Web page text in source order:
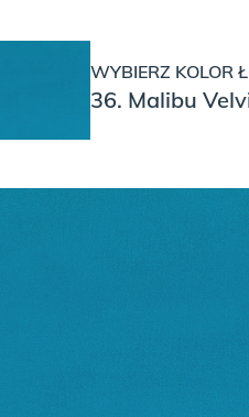
WYBIERZ KOLOR
36. Malibu
Wysokie